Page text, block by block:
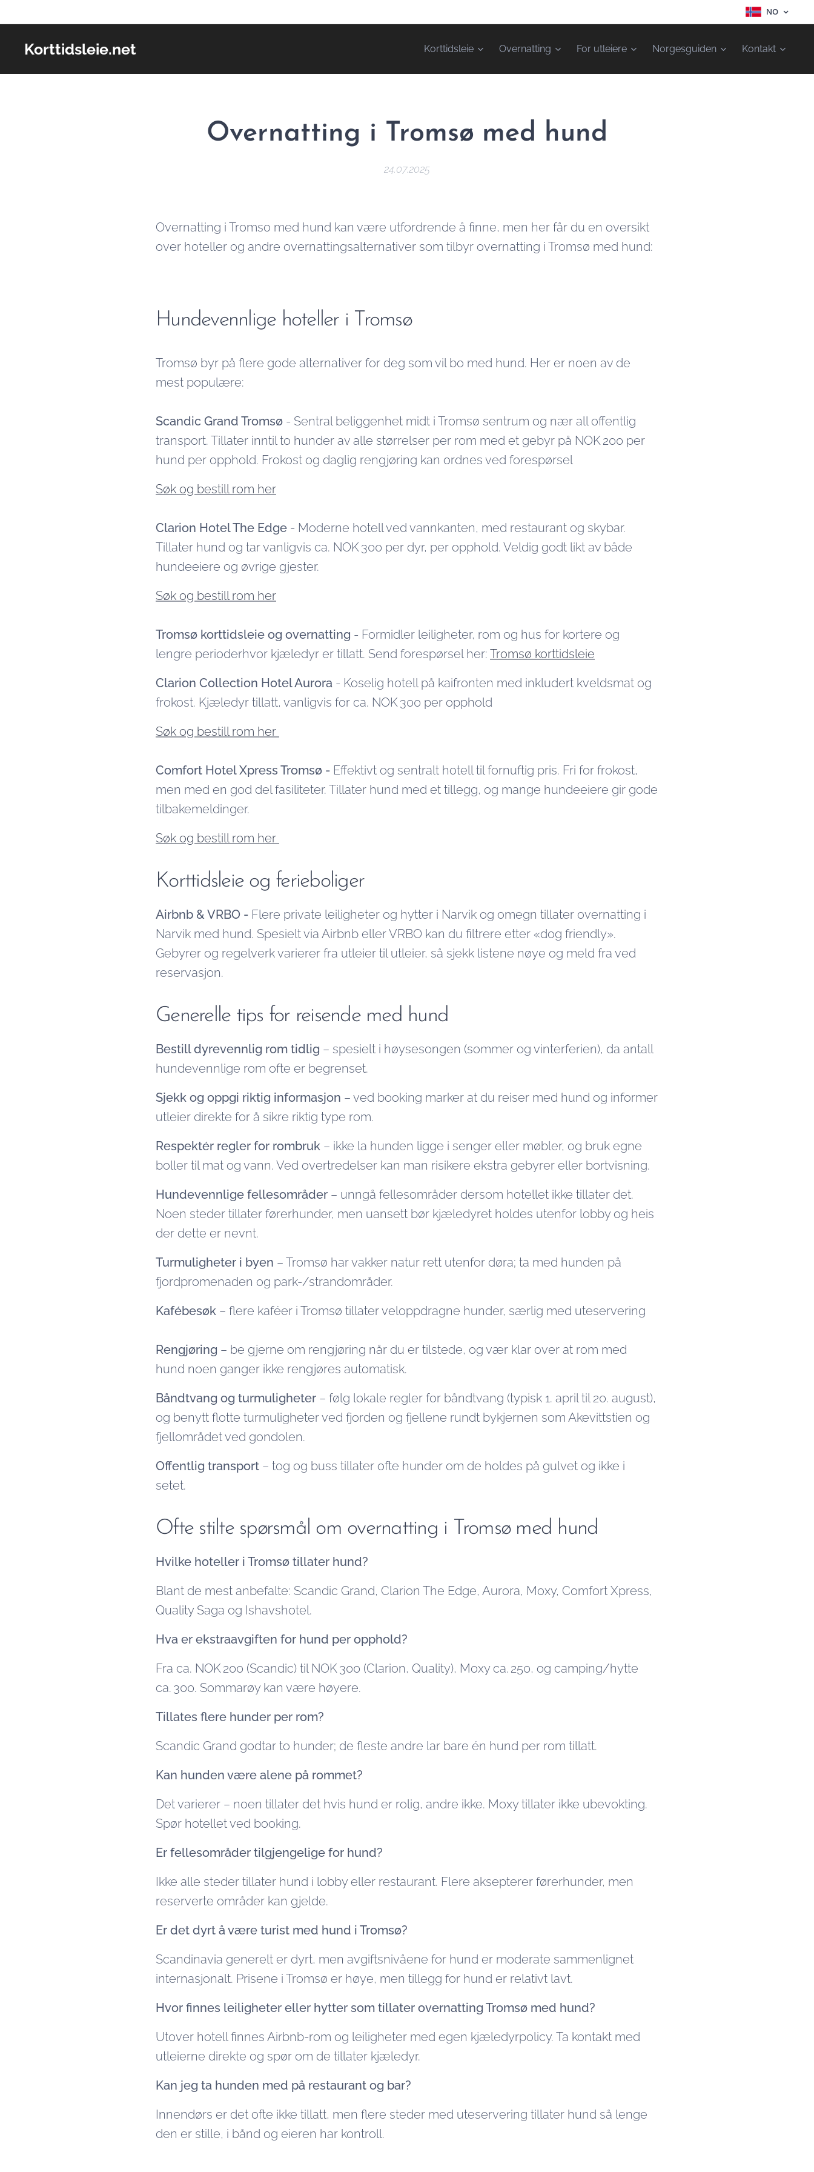
NO
Korttidsleie.net Korttidsleie Overnatting For utleiere Norgesguiden Kontakt
Overnatting i Tromsø med hund
24.07.2025
Overnatting i Tromso med hund kan være utfordrende å finne, men her får du en oversikt
over hoteller og andre overnattingsalternativer som tilbyr overnatting i Tromsø med hund:
Hundevennlige hoteller i Tromsø
Tromsø byr på flere gode alternativer for deg som vil bo med hund. Her er noen av de
mest populære:
Scandic Grand Tromsø - Sentral beliggenhet midt i Tromsø sentrum og nær all offentlig
transport. Tillater inntil to hunder av alle størrelser per rom med et gebyr på NOK 200 per
hund per opphold. Frokost og daglig rengjøring kan ordnes ved forespørsel
Søk og bestill rom her
Clarion Hotel The Edge - Moderne hotell ved vannkanten, med restaurant og skybar.
Tillater hund og tar vanligvis ca. NOK 300 per dyr, per opphold. Veldig godt likt av både
hundeeiere og øvrige gjester.
Søk og bestill rom her
Tromsø korttidsleie og overnatting - Formidler leiligheter, rom og hus for kortere og
lengre perioderhvor kjæledyr er tillatt. Send forespørsel her: Tromsø korttidsleie
Clarion Collection Hotel Aurora - Koselig hotell på kaifronten med inkludert kveldsmat og
frokost. Kjæledyr tillatt, vanligvis for ca. NOK 300 per opphold
Søk og bestill rom her
Comfort Hotel Xpress Tromsø - Effektivt og sentralt hotell til fornuftig pris. Fri for frokost,
men med en god del fasiliteter. Tillater hund med et tillegg, og mange hundeeiere gir gode
tilbakemeldinger.
Søk og bestill rom her
Korttidsleie og ferieboliger
Airbnb & VRBO - Flere private leiligheter og hytter i Narvik og omegn tillater overnatting i
Narvik med hund. Spesielt via Airbnb eller VRBO kan du filtrere etter «dog friendly».
Gebyrer og regelverk varierer fra utleier til utleier, så sjekk listene nøye og meld fra ved
reservasjon.
Generelle tips for reisende med hund
Bestill dyrevennlig rom tidlig – spesielt i høysesongen (sommer og vinterferien), da antall
hundevennlige rom ofte er begrenset.
Sjekk og oppgi riktig informasjon – ved booking marker at du reiser med hund og informer
utleier direkte for å sikre riktig type rom.
Respektér regler for rombruk – ikke la hunden ligge i senger eller møbler, og bruk egne
boller til mat og vann. Ved overtredelser kan man risikere ekstra gebyrer eller bortvisning.
Hundevennlige fellesområder – unngå fellesområder dersom hotellet ikke tillater det.
Noen steder tillater førerhunder, men uansett bør kjæledyret holdes utenfor lobby og heis
der dette er nevnt.
Turmuligheter i byen – Tromsø har vakker natur rett utenfor døra; ta med hunden på
fjordpromenaden og park-/strandområder.
Kafébesøk – flere kaféer i Tromsø tillater veloppdragne hunder, særlig med uteservering
Rengjøring – be gjerne om rengjøring når du er tilstede, og vær klar over at rom med
hund noen ganger ikke rengjøres automatisk.
Båndtvang og turmuligheter – følg lokale regler for båndtvang (typisk 1. april til 20. august),
og benytt flotte turmuligheter ved fjorden og fjellene rundt bykjernen som Akevittstien og
fjellområdet ved gondolen.
Offentlig transport – tog og buss tillater ofte hunder om de holdes på gulvet og ikke i
setet.
Ofte stilte spørsmål om overnatting i Tromsø med hund
Hvilke hoteller i Tromsø tillater hund?
Blant de mest anbefalte: Scandic Grand, Clarion The Edge, Aurora, Moxy, Comfort Xpress,
Quality Saga og Ishavshotel.
Hva er ekstraavgiften for hund per opphold?
Fra ca. NOK 200 (Scandic) til NOK 300 (Clarion, Quality), Moxy ca. 250, og camping/hytte
ca. 300. Sommarøy kan være høyere.
Tillates flere hunder per rom?
Scandic Grand godtar to hunder; de fleste andre lar bare én hund per rom tillatt.
Kan hunden være alene på rommet?
Det varierer – noen tillater det hvis hund er rolig, andre ikke. Moxy tillater ikke ubevokting.
Spør hotellet ved booking.
Er fellesområder tilgjengelige for hund?
Ikke alle steder tillater hund i lobby eller restaurant. Flere aksepterer førerhunder, men
reserverte områder kan gjelde.
Er det dyrt å være turist med hund i Tromsø?
Scandinavia generelt er dyrt, men avgiftsnivåene for hund er moderate sammenlignet
internasjonalt. Prisene i Tromsø er høye, men tillegg for hund er relativt lavt.
Hvor finnes leiligheter eller hytter som tillater overnatting Tromsø med hund?
Utover hotell finnes Airbnb-rom og leiligheter med egen kjæledyrpolicy. Ta kontakt med
utleierne direkte og spør om de tillater kjæledyr.
Kan jeg ta hunden med på restaurant og bar?
Innendørs er det ofte ikke tillatt, men flere steder med uteservering tillater hund så lenge
den er stille, i bånd og eieren har kontroll.